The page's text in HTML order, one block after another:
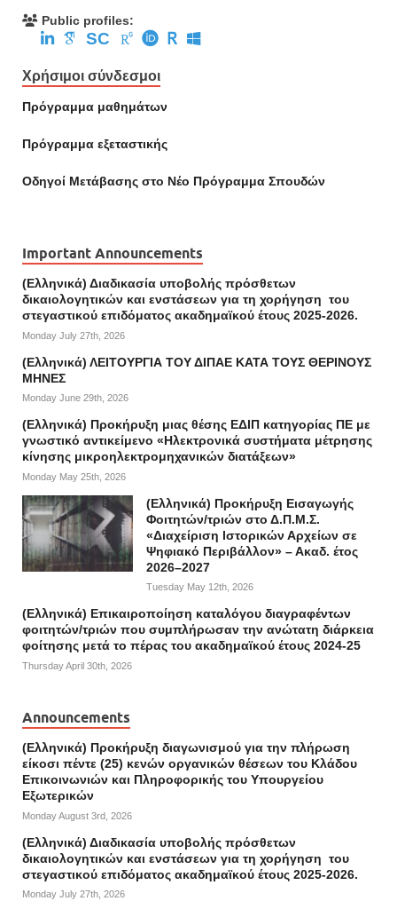
Public profiles:
SC
Χρήσιμοι σύνδεσμοι
Πρόγραμμα μαθημάτων
Πρόγραμμα εξεταστικής
Οδηγοί Mετάβασης στο Νέο Πρόγραμμα Σπουδών
Important Announcements
(Ελληνικά) Διαδικασία υποβολής πρόσθετων
δικαιολογητικών και ενστάσεων για τη χορήγηση του
στεγαστικού επιδόματος ακαδημαϊκού έτους 2025-2026.
Monday July 27th, 2026
(Ελληνικά) ΛΕΙΤΟΥΡΓΙΑ ΤΟΥ ΔΙΠΑΕ ΚΑΤΑ ΤΟΥΣ ΘΕΡΙΝΟΥΣ
ΜΗΝΕΣ
Monday June 29th, 2026
(Ελληνικά) Προκήρυξη μιας θέσης ΕΔΙΠ κατηγορίας ΠΕ με
γνωστικό αντικείμενο «Ηλεκτρονικά συστήματα μέτρησης
κίνησης μικροηλεκτρομηχανικών διατάξεων»
Monday May 25th, 2026
(Ελληνικά) Προκήρυξη Εισαγωγής
Φοιτητών/τριών στο Δ.Π.Μ.Σ.
«Διαχείριση Ιστορικών Αρχείων σε
Ψηφιακό Περιβάλλον» – Ακαδ. έτος
2026–2027
Tuesday May 12th, 2026
(Ελληνικά) Επικαιροποίηση καταλόγου διαγραφέντων
φοιτητών/τριών που συμπλήρωσαν την ανώτατη διάρκεια
φοίτησης μετά το πέρας του ακαδημαϊκού έτους 2024-25
Thursday April 30th, 2026
Announcements
(Ελληνικά) Προκήρυξη διαγωνισμού για την πλήρωση
είκοσι πέντε (25) κενών οργανικών θέσεων του Κλάδου
Επικοινωνιών και Πληροφορικής του Υπουργείου
Εξωτερικών
Monday August 3rd, 2026
(Ελληνικά) Διαδικασία υποβολής πρόσθετων
δικαιολογητικών και ενστάσεων για τη χορήγηση του
στεγαστικού επιδόματος ακαδημαϊκού έτους 2025-2026.
Monday July 27th, 2026